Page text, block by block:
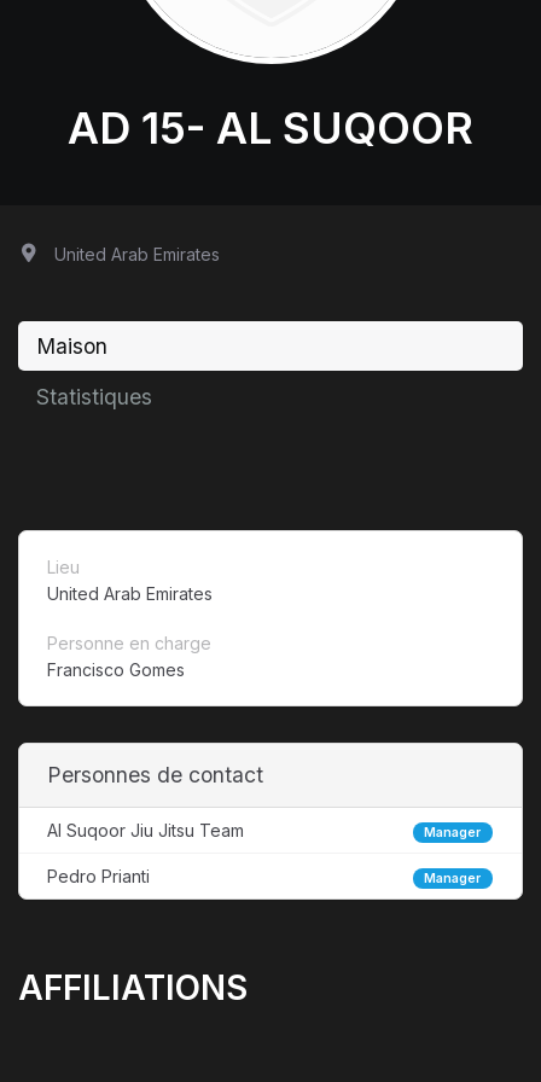
AD 15- AL SUQOOR
United Arab Emirates
Maison
Statistiques
Lieu
United Arab Emirates
Personne en charge
Francisco Gomes
Personnes de contact
Al Suqoor Jiu Jitsu Team Manager
Pedro Prianti Manager
AFFILIATIONS